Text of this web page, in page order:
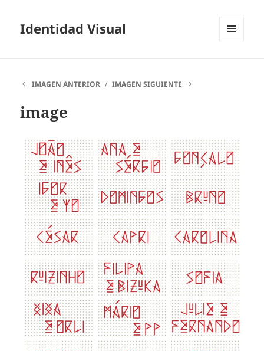
Identidad Visual
IMAGEN ANTERIOR
IMAGEN SIGUIENTE
image